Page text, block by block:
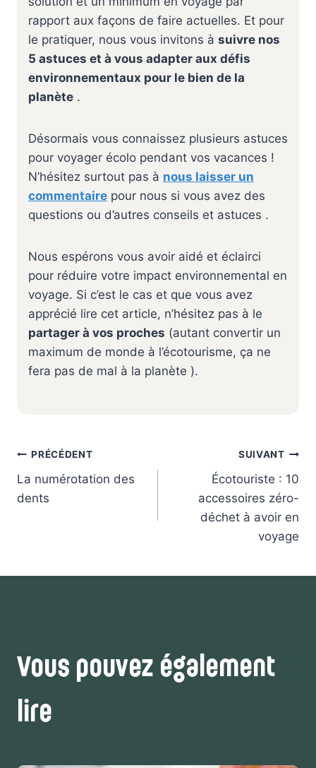
rapport aux façons de faire actuelles. Et pour
le pratiquer, nous vous invitons à suivre nos
5 astuces et à vous adapter aux défis
environnementaux pour le bien de la
planète .
Désormais vous connaissez plusieurs astuces
pour voyager écolo pendant vos vacances !
N’hésitez surtout pas à nous laisser un
commentaire pour nous si vous avez des
questions ou d’autres conseils et astuces .
Nous espérons vous avoir aidé et éclairci
pour réduire votre impact environnemental en
voyage. Si c’est le cas et que vous avez
apprécié lire cet article, n’hésitez pas à le
partager à vos proches (autant convertir un
maximum de monde à l’écotourisme, ça ne
fera pas de mal à la planète ).
Navigation
de
l’article
PRÉCÉDENT
La numérotation des
dents
SUIVANT
Écotouriste : 10
accessoires zéro-
déchet à avoir en
voyage
Vous pouvez également
lire